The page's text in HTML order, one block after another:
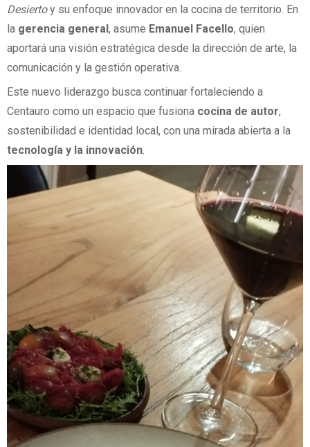
Desiertoy su enfoque innovador en la cocina de territorio. En
la gerencia general, asume Emanuel Facello, quien
aportará una visión estratégica desde la dirección de arte, la
comunicación y la gestión operativa.
Este nuevo liderazgo busca continuar fortaleciendo a
Centauro como un espacio que fusiona cocina de autor,
sostenibilidad e identidad local, con una mirada abierta a la
tecnología y la innovación.